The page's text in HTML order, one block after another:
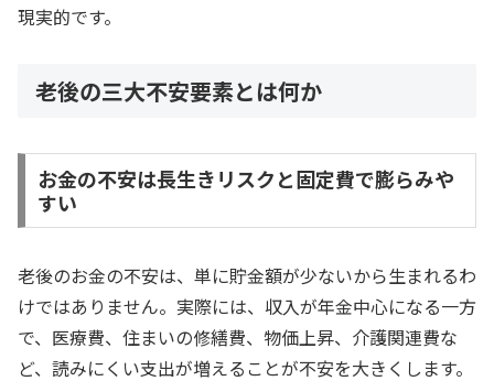
現実的です。
老後の三大不安要素とは何か
お金の不安は長生きリスクと固定費で膨らみや
すい
老後のお金の不安は、単に貯金額が少ないから生まれるわ
けではありません。実際には、収入が年金中心になる一方
で、医療費、住まいの修繕費、物価上昇、介護関連費な
ど、読みにくい支出が増えることが不安を大きくします。